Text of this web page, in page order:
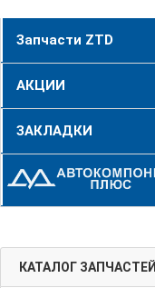
Запчасти ZTD
АКЦИИ
ЗАКЛАДКИ
КАТАЛОГ ЗАПЧАСТЕЙ